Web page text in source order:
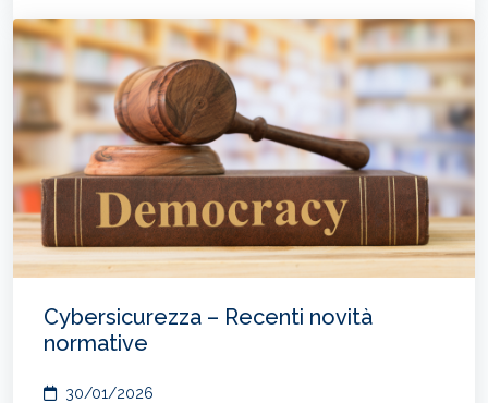
Cybersicurezza – Recenti novità
normative
30/01/2026